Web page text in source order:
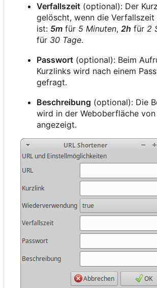
Verfallszeit (optional): Der
gelöscht, wenn die Verfallszeit
ist: 5m für 5 Minuten, 2h für 2
für 30 Tage.
Passwort (optional): Beim
Kurzlinks wird nach einem
gefragt.
Beschreibung (optional): Die
wird in der Weboberfläche von
angezeigt.